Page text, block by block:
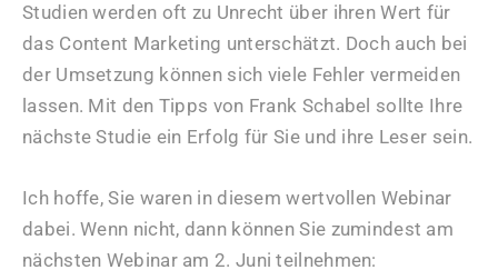
Studien werden oft zu Unrecht über ihren Wert für
das Content Marketing unterschätzt. Doch auch bei
der Umsetzung können sich viele Fehler vermeiden
lassen. Mit den Tipps von Frank Schabel sollte Ihre
nächste Studie ein Erfolg für Sie und ihre Leser sein.
Ich hoffe, Sie waren in diesem wertvollen Webinar
dabei. Wenn nicht, dann können Sie zumindest am
nächsten Webinar am 2. Juni teilnehmen: